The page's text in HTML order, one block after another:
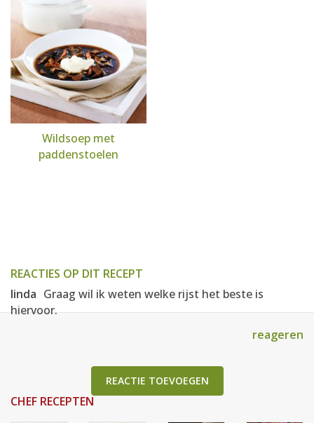
Wildsoep met
paddenstoelen
REACTIES OP DIT RECEPT
linda Graag wil ik weten welke rijst het beste is
hiervoor.
reageren
REACTIE TOEVOEGEN
CHEF RECEPTEN